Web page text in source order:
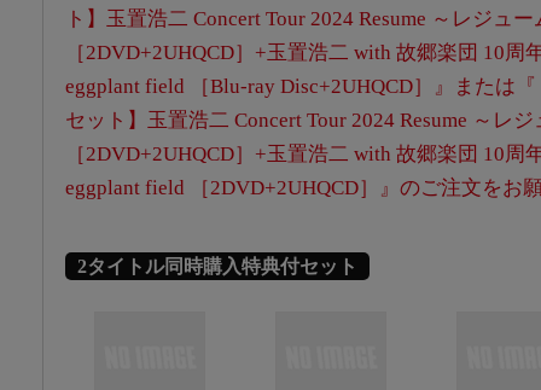
ト】玉置浩二 Concert Tour 2024 Resume ～レジュ
［2DVD+2UHQCD］+玉置浩二 with 故郷楽団 10周
eggplant field ［Blu-ray Disc+2UHQCD］』または
セット】玉置浩二 Concert Tour 2024 Resume ～レ
［2DVD+2UHQCD］+玉置浩二 with 故郷楽団 10周
eggplant field ［2DVD+2UHQCD］』のご注文をお
2タイトル同時購入特典付セット